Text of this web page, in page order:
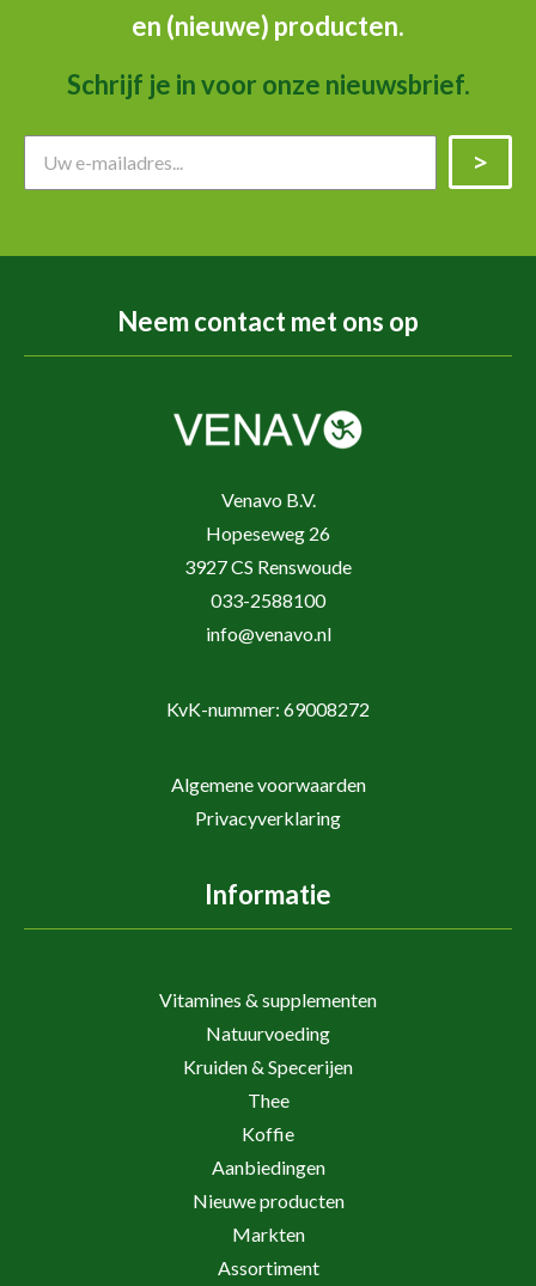
en (nieuwe) producten.
Schrijf je in voor onze nieuwsbrief.
Neem contact met ons op
Venavo B.V.
Hopeseweg 26
3927 CS Renswoude
033-2588100
info@venavo.nl
KvK-nummer: 69008272
Algemene voorwaarden
Privacyverklaring
Informatie
Vitamines & supplementen
Natuurvoeding
Kruiden & Specerijen
Thee
Koffie
Aanbiedingen
Nieuwe producten
Markten
Assortiment